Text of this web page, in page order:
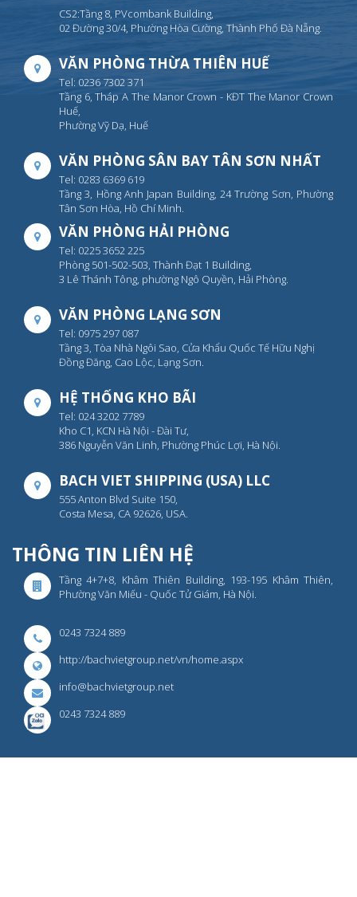
CS2:Tầng 8, PVcombank Building,
02 Đường 30/4, Phường Hòa Cường, Thành Phố Đà Nẵng.
VĂN PHÒNG THỪA THIÊN HUẾ
Tel: 0236 7302 371
Tầng 6, Tháp A The Manor Crown - KĐT The Manor Crown
Huế,
Phường Vỹ Dạ, Huế
VĂN PHÒNG SÂN BAY TÂN SƠN NHẤT
Tel: 0283 6369 619
Tầng 3, Hồng Anh Japan Building, 24 Trường Sơn, Phường
Tân Sơn Hòa, Hồ Chí Minh.
VĂN PHÒNG HẢI PHÒNG
Tel: 0225 3652 225
Phòng 501-502-503, Thành Đạt 1 Building,
3 Lê Thánh Tông, phường Ngô Quyền, Hải Phòng.
VĂN PHÒNG LẠNG SƠN
Tel: 0975 297 087
Tầng 3, Tòa Nhà Ngôi Sao, Cửa Khẩu Quốc Tế Hữu Nghị
Đồng Đăng, Cao Lộc, Lạng Sơn.
HỆ THỐNG KHO BÃI
Tel: 024 3202 7789
Kho C1, KCN Hà Nội - Đài Tư,
386 Nguyễn Văn Linh, Phường Phúc Lợi, Hà Nội.
BACH VIET SHIPPING (USA) LLC
555 Anton Blvd Suite 150,
Costa Mesa, CA 92626, USA.
THÔNG TIN LIÊN HỆ
Tầng 4+7+8, Khâm Thiên Building, 193-195 Khâm Thiên,
Phường Văn Miếu - Quốc Tử Giám, Hà Nội.
0243 7324 889
http://bachvietgroup.net/vn/home.aspx
info@bachvietgroup.net
0243 7324 889